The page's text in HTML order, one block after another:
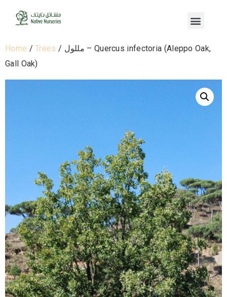
Home /Trees / مللول – Quercus infectoria (Aleppo Oak,
Gall Oak)